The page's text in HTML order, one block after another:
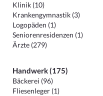
Klinik (10)
Krankengymnastik (3)
Logopäden (1)
Seniorenresidenzen (1)
Ärzte (279)
Handwerk (175)
Bäckerei (96)
Fliesenleger (1)